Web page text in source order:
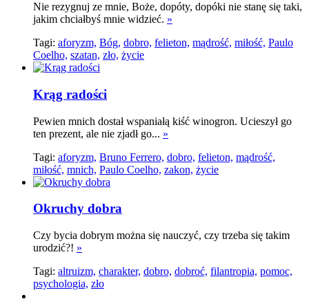
Nie rezygnuj ze mnie, Boże, dopóty, dopóki nie stanę się taki,
jakim chciałbyś mnie widzieć. »
Tagi: aforyzm, Bóg, dobro, felieton, mądrość, miłość, Paulo
Coelho, szatan, zło, życie
Krąg radości
Pewien mnich dostał wspaniałą kiść winogron. Ucieszył go
ten prezent, ale nie zjadł go... »
Tagi: aforyzm, Bruno Ferrero, dobro, felieton, mądrość,
miłość, mnich, Paulo Coelho, zakon, życie
Okruchy dobra
Czy bycia dobrym można się nauczyć, czy trzeba się takim
urodzić?! »
Tagi: altruizm, charakter, dobro, dobroć, filantropia, pomoc,
psychologia, zło